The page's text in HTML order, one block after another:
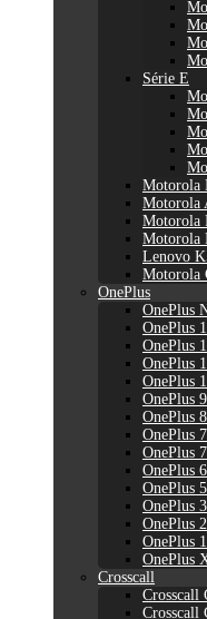
Série E
Motorola
Motorola
Motorola
Motorola
Lenovo
Motorola
OnePlus
OnePlus
OnePlus
OnePlus
OnePlus
OnePlus
OnePlus
OnePlus
OnePlus
OnePlus
OnePlus
OnePlus
OnePlus
OnePlus 2
OnePlus 1
OnePlus
Crosscall
Crosscall
Crosscall